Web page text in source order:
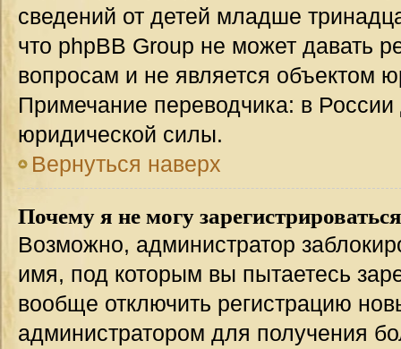
сведений от детей младше
что phpBB Group не может давать
вопросам и не является объектом
Примечание переводчика: в
юридической силы.
Вернуться наверх
Почему я не могу
Возможно, администратор
имя, под которым вы пытаетесь
вообще отключить регистрацию
администратором для получения